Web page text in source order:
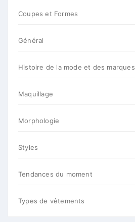
Coupes et Formes
Général
Histoire de la mode et des marques
Maquillage
Morphologie
Styles
Tendances du moment
Types de vêtements